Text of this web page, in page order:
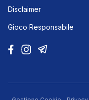
Disclaimer
Gioco Responsabile